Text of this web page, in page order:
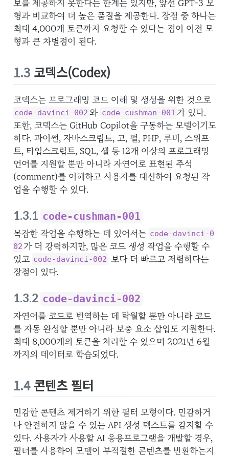
보를 제공하지 못한다는 한계는 있지만, 앞선 GPT-3 모
형과 비교하여 더 높은 품질을 제공한다. 장점 중 하나는
최대 4,000개 토큰까지 요청할 수 있다는 점이 이전 모
형과 큰 차별점이 된다.
1.3코덱스(Codex)
코덱스는 프로그래밍 코드 이해 및 생성을 위한 것으로
code-davinci-002 와 code-cushman-001 가 있다.
또한, 코덱스는 GitHub Copilot을 구동하는 모델이기도
하다. 파이썬, 자바스크립트, 고, 펄, PHP, 루비, 스위프
트, 타입스크립트, SQL, 셸 등 12개 이상의 프로그래밍
언어를 지원할 뿐만 아니라 자연어로 표현된 주석
(comment)를 이해하고 사용자를 대신하여 요청된 작
업을 수행할 수 있다.
1.3.1 code-cushman-001
복잡한 작업을 수행하는 데 있어서는 code-davinci-0
02가 더 강력하지만, 많은 코드 생성 작업을 수행할 수
있고 code-davinci-002 보다 더 빠르고 저렴하다는
장점이 있다.
1.3.2 code-davinci-002
자연어를 코드로 번역하는 데 탁월할 뿐만 아니라 코드
를 자동 완성할 뿐만 아니라 보충 요소 삽입도 지원한다.
최대 8,000개의 토큰을 처리할 수 있으며 2021년 6월
까지의 데이터로 학습되었다.
1.4콘텐츠 필터
민감한 콘텐츠 제거하기 위한 필터 모형이다. 민감하거
나 안전하지 않을 수 있는 API 생성 텍스트를 감지할 수
있다. 사용자가 사용할 AI 응용프로그램을 개발할 경우,
필터를 사용하여 모델이 부적절한 콘텐츠를 반환하는지